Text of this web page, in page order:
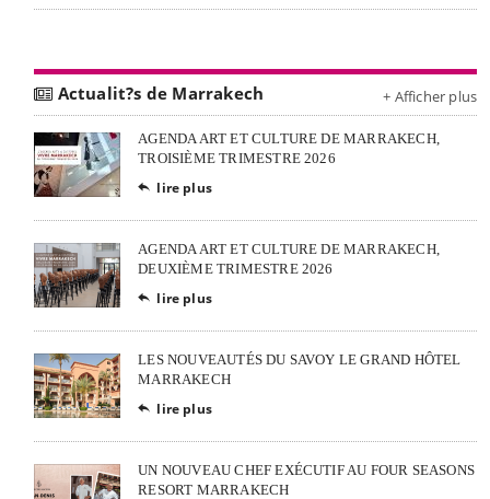
Actualit?s de Marrakech + Afficher plus
AGENDA ART ET CULTURE DE MARRAKECH,
TROISIÈME TRIMESTRE 2026
 lire plus
AGENDA ART ET CULTURE DE MARRAKECH,
DEUXIÈME TRIMESTRE 2026
 lire plus
LES NOUVEAUTÉS DU SAVOY LE GRAND HÔTEL
MARRAKECH
 lire plus
UN NOUVEAU CHEF EXÉCUTIF AU FOUR SEASONS
RESORT MARRAKECH